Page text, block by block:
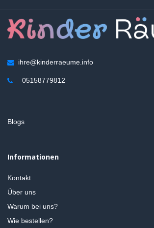
ihre@kinderraeume.info
05158779812
Blogs
Informationen
Kontakt
Über uns
Warum bei uns?
Wie bestellen?